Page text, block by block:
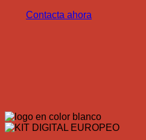
Contacta ahora